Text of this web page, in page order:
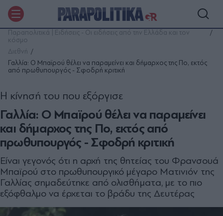
Παραπολιτικά | Ειδήσεις - Οι ειδήσεις από την Ελλάδα και τον
κόσμο
Διεθνή
Γαλλία: Ο Μπαϊρού θέλει να παραμείνει και δήμαρχος της Πο, εκτός
από πρωθυπουργός - Σφοδρή κριτική
Γαλλία: Ο Μπαϊρού θέλει να παραμείνει
και δήμαρχος της Πο, εκτός από
πρωθυπουργός - Σφοδρή κριτική
H κίνησή του που εξόργισε
Είναι γεγονός ότι η αρχή της θητείας του Φρανσουά
Μπαϊρού στο πρωθυπουργικό μέγαρο Ματινιόν της
Γαλλίας σημαδεύτηκε από ολισθήματα, με το πιο
εξόφθαλμο να έρχεται το βράδυ της Δευτέρας